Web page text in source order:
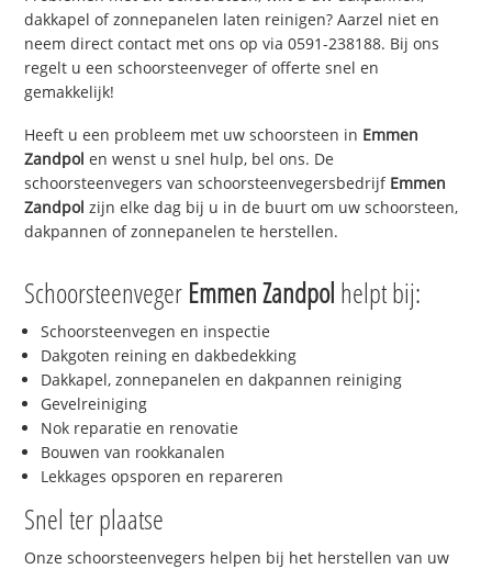
dakkapel of zonnepanelen laten reinigen? Aarzel niet en
neem direct contact met ons op via 0591-238188. Bij ons
regelt u een schoorsteenveger of offerte snel en
gemakkelijk!
Heeft u een probleem met uw schoorsteen in Emmen
Zandpol en wenst u snel hulp, bel ons. De
schoorsteenvegers van schoorsteenvegersbedrijf Emmen
Zandpol zijn elke dag bij u in de buurt om uw schoorsteen,
dakpannen of zonnepanelen te herstellen.
Schoorsteenveger Emmen Zandpol helpt bij:
Schoorsteenvegen en inspectie
Dakgoten reining en dakbedekking
Dakkapel, zonnepanelen en dakpannen reiniging
Gevelreiniging
Nok reparatie en renovatie
Bouwen van rookkanalen
Lekkages opsporen en repareren
Snel ter plaatse
Onze schoorsteenvegers helpen bij het herstellen van uw